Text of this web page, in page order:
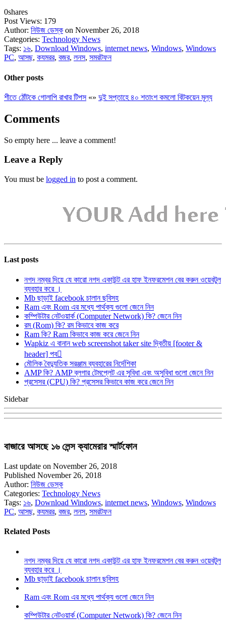
0shares
Post Views: 179
Author: নিউজ ডেস্ক on November 26, 2018
Categories: Technology News
Tags: ১৬, Download Windows, internet news, Windows, Windows
PC, আসছ, কযমরর, বজর, লনস, সমরটফন
Other posts
শীতে ঠোঁটকে গোলাপি রাখার টিপস«» দুই সপ্তাহে ৪০ শতাংশ কমলো বিটকয়েন মূল্য
Comments
So empty here ... leave a comment!
Leave a Reply
You must be logged in to post a comment.
Last posts
নগদ নম্বর দিয়ে যে কারো নগদ একাউন্ট এর হাফ ইনফরমেশন বের করুন ওয়েবটুল
ব্যবহার করে ।
Mb ছাড়াই facebook চালান ছবিসহ
Ram এবং Rom এর মধ্যে পার্থক্য গুলো জেনে নিন
কম্পিউটার নেটওয়ার্ক (Computer Network) কি? জেনে নিন
রম (Rom) কি? রম কিভাবে কাজ করে
Ram কি? Ram কিভাবে কাজ করে জেনে নিন
Wapkiz এ বানান web screenshot taker site দ্বিতীয় [footer &
header] পব
মৌলিক বৈদ্যুতিক সরঞ্জাম ব্যবহারের নির্দেশিকা
AMP কি? AMP ব্লগার টেমপ্লেট এর সুবিধা এবং অসুবিধা গুলো জেনে নিন
প্রসেসর (CPU) কি? প্রসেসর কিভাবে কাজ করে জেনে নিন
Sidebar
বাজারে আসছে ১৬ লেন্স ক্যামেরার স্মার্টফোন
Last update on November 26, 2018
Published November 26, 2018
Author: নিউজ ডেস্ক
Categories: Technology News
Tags: ১৬, Download Windows, internet news, Windows, Windows
PC, আসছ, কযমরর, বজর, লনস, সমরটফন
Related Posts
নগদ নম্বর দিয়ে যে কারো নগদ একাউন্ট এর হাফ ইনফরমেশন বের করুন ওয়েবটুল
ব্যবহার করে ।
Mb ছাড়াই facebook চালান ছবিসহ
Ram এবং Rom এর মধ্যে পার্থক্য গুলো জেনে নিন
কম্পিউটার নেটওয়ার্ক (Computer Network) কি? জেনে নিন